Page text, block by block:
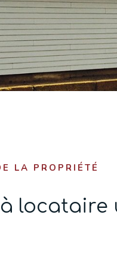
LA PROPRIÉTÉ
locataire